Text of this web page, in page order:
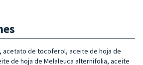
acetato de tocoferol, aceite de hoja de
de hoja de Melaleuca alternifolia, aceite